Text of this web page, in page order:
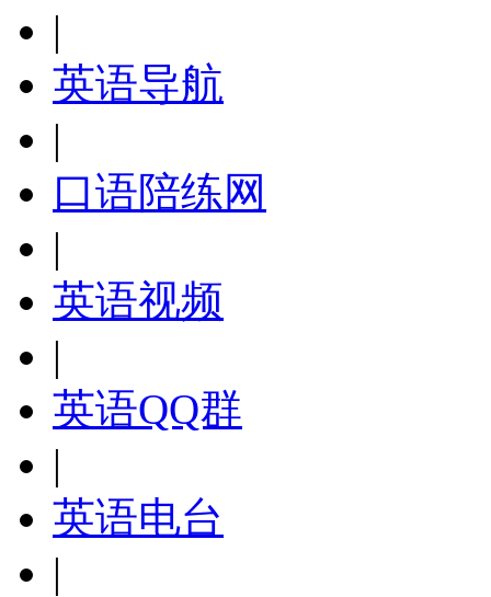
|
英语导航
|
口语陪练网
|
英语视频
|
英语QQ群
|
英语电台
|